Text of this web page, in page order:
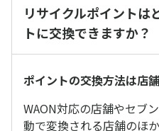
リサイクルポイントは
トに交換できますか？
ポイントの交換方法は店
WAON対応の店舗やセブ
動で変換される店舗のほ